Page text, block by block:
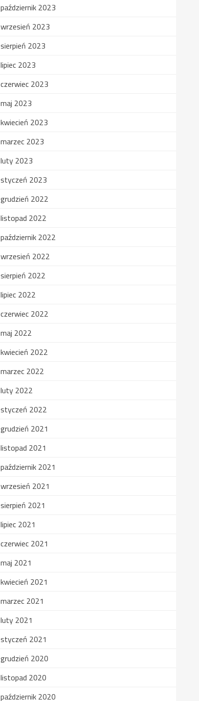
październik 2023
wrzesień 2023
sierpień 2023
lipiec 2023
czerwiec 2023
maj 2023
kwiecień 2023
marzec 2023
luty 2023
styczeń 2023
grudzień 2022
listopad 2022
październik 2022
wrzesień 2022
sierpień 2022
lipiec 2022
czerwiec 2022
maj 2022
kwiecień 2022
marzec 2022
luty 2022
styczeń 2022
grudzień 2021
listopad 2021
październik 2021
wrzesień 2021
sierpień 2021
lipiec 2021
czerwiec 2021
maj 2021
kwiecień 2021
marzec 2021
luty 2021
styczeń 2021
grudzień 2020
listopad 2020
październik 2020